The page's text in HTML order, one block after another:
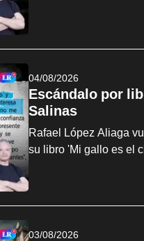
04/08/2026
Escándalo por
Salinas
Rafael López Aliaga
su libro 'Mi gallo es el
03/08/2026